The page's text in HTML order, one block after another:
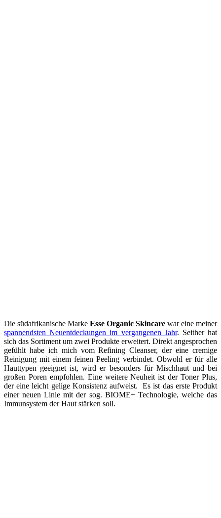
Die südafrikanische Marke Esse Organic Skincare war eine meiner
spannendsten Neuentdeckungen im vergangenen Jahr. Seither hat
sich das Sortiment um zwei Produkte erweitert. Direkt angesprochen
gefühlt habe ich mich vom Refining Cleanser, der eine cremige
Reinigung mit einem feinen Peeling verbindet. Obwohl er für alle
Hauttypen geeignet ist, wird er besonders für Mischhaut und bei
großen Poren empfohlen. Eine weitere Neuheit ist der Toner Plus,
der eine leicht gelige Konsistenz aufweist. Es ist das erste Produkt
einer neuen Linie mit der sog. BIOME+ Technologie, welche das
Immunsystem der Haut stärken soll.